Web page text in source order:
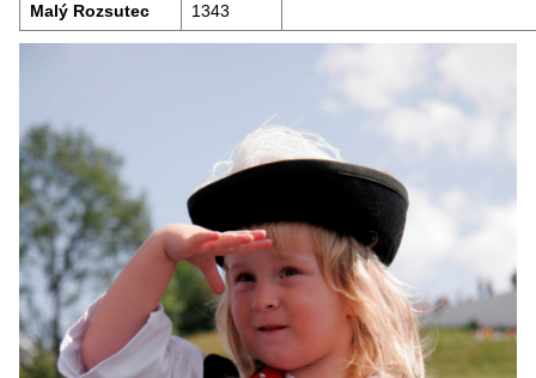
Malý Rozsutec 1343